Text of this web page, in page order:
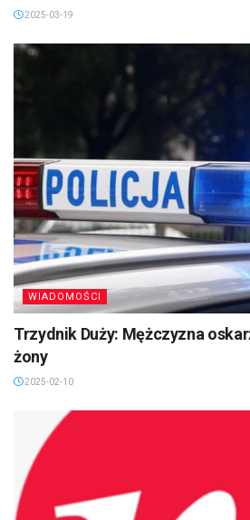
2025-03-19
WIADOMOŚCI
Trzydnik Duży: Mężczyzna
żony
2025-02-10